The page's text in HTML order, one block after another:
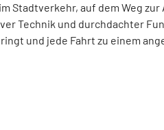
Stadtverkehr, auf dem Weg
Technik und durchdachter
und jede Fahrt zu einem